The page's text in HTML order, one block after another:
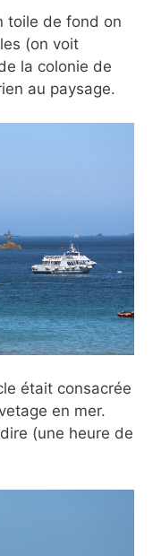
toile de fond on
(on voit
la colonie de
au paysage.
était consacrée
en mer.
(une heure de